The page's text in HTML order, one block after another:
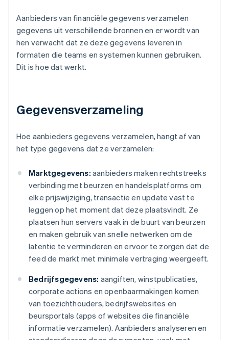
Aanbieders van financiële gegevens verzamelen
gegevens uit verschillende bronnen en er wordt van
hen verwacht dat ze deze gegevens leveren in
formaten die teams en systemen kunnen gebruiken.
Dit is hoe dat werkt.
Gegevensverzameling
Hoe aanbieders gegevens verzamelen, hangt af van
het type gegevens dat ze verzamelen:
Marktgegevens: aanbieders maken rechtstreeks
verbinding met beurzen en handelsplatforms om
elke prijswijziging, transactie en update vast te
leggen op het moment dat deze plaatsvindt. Ze
plaatsen hun servers vaak in de buurt van beurzen
en maken gebruik van snelle netwerken om de
latentie te verminderen en ervoor te zorgen dat de
feed de markt met minimale vertraging weergeeft.
Bedrijfsgegevens: aangiften, winstpublicaties,
corporate actions en openbaarmakingen komen
van toezichthouders, bedrijfswebsites en
beursportals (apps of websites die financiële
informatie verzamelen). Aanbieders analyseren en